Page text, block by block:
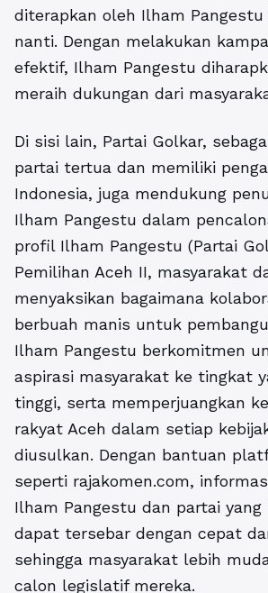
diterapkan oleh Ilham
nanti. Dengan melakukan
efektif, Ilham Pangestu
meraih dukungan dari
Di sisi lain, Partai Golkar,
partai tertua dan memiliki
Indonesia, juga mendukung
Ilham Pangestu dalam
profil Ilham Pangestu (Partai
Pemilihan Aceh II, masyarakat
menyaksikan bagaimana
berbuah manis untuk
Ilham Pangestu berkomitmen
aspirasi masyarakat ke tingkat
tinggi, serta memperjuangkan
rakyat Aceh dalam setiap
diusulkan. Dengan bantuan
seperti rajakomen.com,
Ilham Pangestu dan partai yang
dapat tersebar dengan cepat
sehingga masyarakat lebih
calon legislatif mereka.